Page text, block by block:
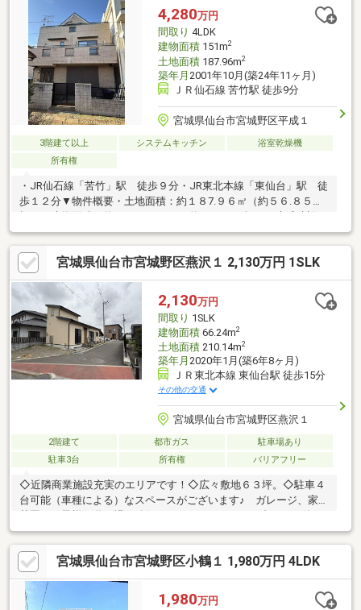
クスプレス仙台平成店 徒歩約4分（約280m）□ツルハドラッグ仙
台新田店 徒歩約8分（約600m）□仙台東郵便局 徒歩約11分
（約750m）
4,280万円
間取り 4LDK
建物面積151m2
土地面積187.96m2
築年月 2001年10月(築24年11ヶ月)
ＪＲ仙石線 苦竹駅 徒歩9分
宮城県仙台市宮城野区平成１
3階建て以上 システムキッチン
浴室乾燥機
所有権
・JR仙石線「苦竹」駅 徒歩９分・JR東北本線「東仙台」駅 徒
歩１２分▼物件概要・土地面積：約１８7.９６㎡（約５６.８５
注文住宅・平成１３年１０月築・２LDK＋小屋裏＋倉庫 倉庫は
道路面に面し店舗としても利用可能・北・南側の二面バルコニ
ー・駐車２台可能（車種による制限有）・南側に庭スペース・北
側道路約１０.５ｍ接道▼設備・対面式システムキッチン（オーブ
ン付）・カップボード・２階にミニキッチン・１８１８サイズの
浴室・ホームエレベーター・バルコニー、外壁補修：2026年2月
宮城県仙台市宮城野区燕沢１ 2,130万円 1SLK
2,130万円
間取り 1SLK
建物面積66.24m2
土地面積210.14m2
築年月 2020年1月(築6年8ヶ月)
ＪＲ東北本線 東仙台駅 徒歩15分
その他の交通
宮城県仙台市宮城野区燕沢１
2階建て 都市ガス
駐車場あり
駐車3台
所有権 バリアフリー
◇近隣商業施設充実のエリアです！◇広々敷地６３坪。◇駐車４
台可能（車種による）なスペースがございます♪ ガレージ、家庭
方ができます！！
宮城県仙台市宮城野区小鶴１ 1,980万円 4LDK
1,980万円